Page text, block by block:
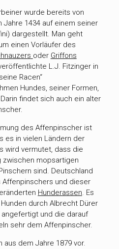
wurde bereits von
Jahre 1434 auf einem seiner
dargestellt. Man geht
einen Vorläufer des
oder Griffons
L.J. Fitzinger in
Racen“
Hundes, seiner Formen,
findet sich auch ein alter
des Affenpinscher ist
es in vielen Ländern der
wird vermutet, dass die
zwischen mopsartigen
sind. Deutschland
Affenpinschers und dieser
Hunderassen. Es
durch Albrecht Dürer
und die darauf
sehr dem Affenpinscher.
aus dem Jahre 1879 vor.